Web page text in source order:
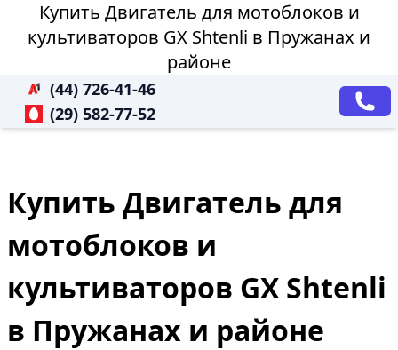
Купить Двигатель для мотоблоков и
культиваторов GX Shtenli в Пружанах и
районе
(44) 726-41-46
(29) 582-77-52
Купить Двигатель для
мотоблоков и
культиваторов GX Shtenli
в Пружанах и районе